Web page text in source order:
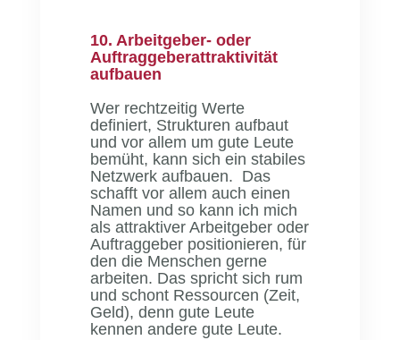
10. Arbeitgeber- oder
Auftraggeberattraktivität
aufbauen
Wer rechtzeitig Werte
definiert, Strukturen aufbaut
und vor allem um gute Leute
bemüht, kann sich ein stabiles
Netzwerk aufbauen. Das
schafft vor allem auch einen
Namen und so kann ich mich
als attraktiver Arbeitgeber oder
Auftraggeber positionieren, für
den die Menschen gerne
arbeiten. Das spricht sich rum
und schont Ressourcen (Zeit,
Geld), denn gute Leute
kennen andere gute Leute.